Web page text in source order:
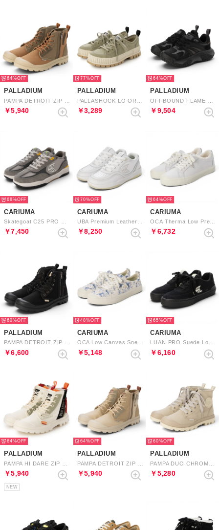
64%
PALLADIUM
￥5,940
77%
PALLADIUM
￥3,289
64%
PALLADIUM
￥9,504
68%
CARIUMA
￥7,450
70%
CARIUMA
￥8,250
64%
CARIUMA
￥6,732
60%
PALLADIUM
PAMPA DETROIT ZIP （BLACK）
￥6,600
48%
CARIUMA
OCA Low Canvas Sneaker （White Spectrum Blue Parrot Print）
￥5,148
65%
CARIUMA
LUAN PRO Suede Logo Sneaker （All Black Ivory）
￥6,160
64%
PALLADIUM
￥5,940
NEW
64%
PALLADIUM
￥5,940
60%
PALLADIUM
￥5,280